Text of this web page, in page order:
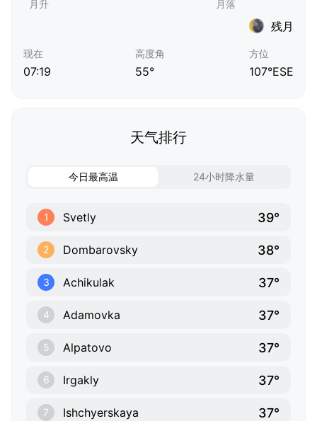
残月
现在
07:19
高度角
55°
方位
107°ESE
天气排行
今日最高温 24小时降水量
1 Svetly 39°
2 Dombarovsky 38°
3 Achikulak 37°
4 Adamovka 37°
5 Alpatovo 37°
6 Irgakly 37°
7 Ishchyerskaya 37°